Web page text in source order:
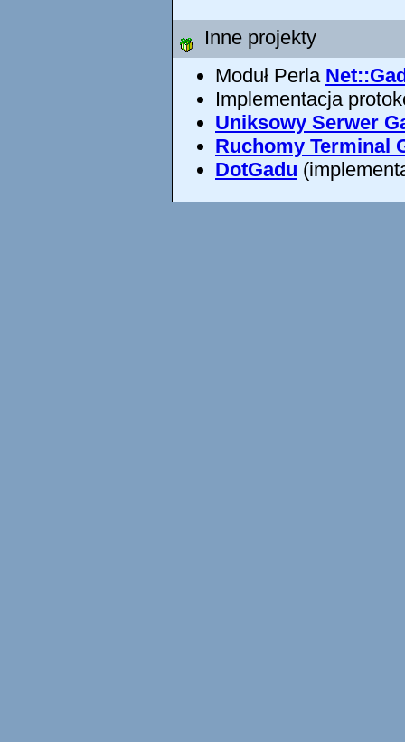
Inne projekty
Moduł Perla
Implementacja
Uniksowy Serwer
Ruchomy Terminal
DotGadu